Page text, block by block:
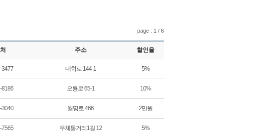
page : 1 / 6
주소 할인율
3477 대학로 144-1 5%
8186 오룡로 65-1 10%
3040 월명로 466 2만원
7565 우체통거리1길 12 5%